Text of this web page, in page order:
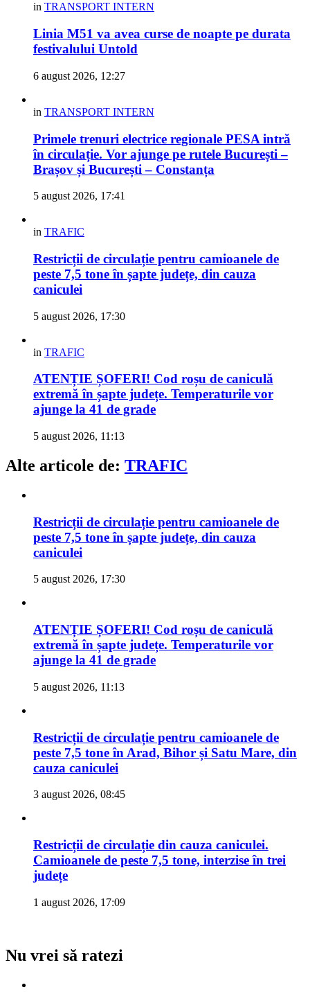
in TRANSPORT INTERN
Linia M51 va avea curse de noapte pe durata
festivalului Untold
6 august 2026, 12:27
in TRANSPORT INTERN
Primele trenuri electrice regionale PESA intră
în circulație. Vor ajunge pe rutele București –
Brașov și București – Constanța
5 august 2026, 17:41
in TRAFIC
Restricții de circulație pentru camioanele de
peste 7,5 tone în șapte județe, din cauza
caniculei
5 august 2026, 17:30
in TRAFIC
ATENȚIE ȘOFERI! Cod roșu de caniculă
extremă în șapte județe. Temperaturile vor
ajunge la 41 de grade
5 august 2026, 11:13
Alte articole de: TRAFIC
Restricții de circulație pentru camioanele de
peste 7,5 tone în șapte județe, din cauza
caniculei
5 august 2026, 17:30
ATENȚIE ȘOFERI! Cod roșu de caniculă
extremă în șapte județe. Temperaturile vor
ajunge la 41 de grade
5 august 2026, 11:13
Restricții de circulație pentru camioanele de
peste 7,5 tone în Arad, Bihor și Satu Mare, din
cauza caniculei
3 august 2026, 08:45
Restricții de circulație din cauza caniculei.
Camioanele de peste 7,5 tone, interzise în trei
județe
1 august 2026, 17:09
Nu vrei să ratezi